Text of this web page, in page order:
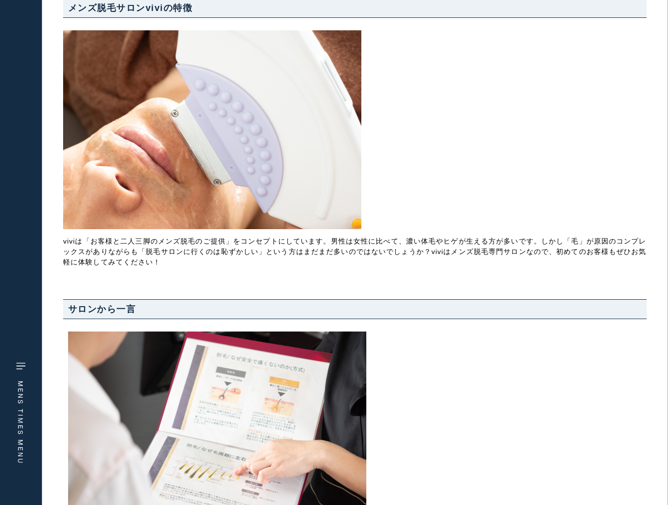
メンズ脱毛サロンviviの特徴
viviは「お客様と二人三脚のメンズ脱毛のご提供」をコンセプトにしています。男性は女性に比べて、濃い体毛やヒゲが生える方が多いです。しかし「毛」が原因のコンプレ
ックスがありながらも「脱毛サロンに行くのは恥ずかしい」という方はまだまだ多いのではないでしょうか？viviはメンズ脱毛専門サロンなので、初めてのお客様もぜひお気
軽に体験してみてください！
サロンから一言